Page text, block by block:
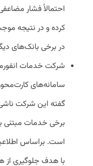
احتمالاً فشار
کرده و در نتیجه
در برخی بانک‌های
شرکت خدمات
سامانه‌های
گفته این شرکت
برخی خدمات
است. براساس
با هدف جلوگیری از